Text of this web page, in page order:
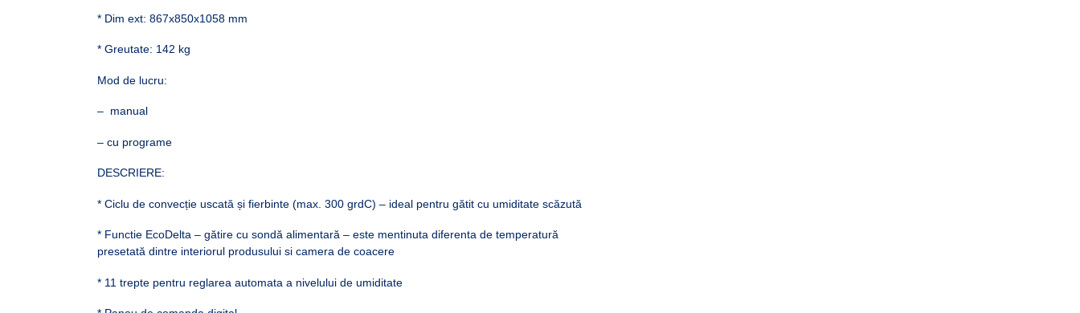
* Dim ext: 867x850x1058 mm
* Greutate: 142 kg
Mod de lucru:
– manual
– cu programe
DESCRIERE:
* Ciclu de convecție uscată și fierbinte (max. 300 grdC) – ideal pentru gătit cu umiditate scăzută
* Functie EcoDelta – gătire cu sondă alimentară – este mentinuta diferenta de temperatură
presetată dintre interiorul produsului si camera de coacere
* 11 trepte pentru reglarea automata a nivelului de umiditate